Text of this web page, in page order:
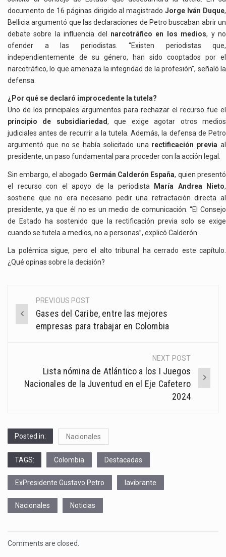
documento de 16 páginas dirigido al magistradoJorge Iván Duque,
Bellicia argumentó que las declaraciones de Petro buscaban abrir un
debate sobre la influencia del narcotráfico en los medios, y no
ofender a las periodistas. “Existen periodistas que,
independientemente de su género, han sido cooptados por el
narcotráfico, lo que amenaza la integridad de la profesión”, señaló la
defensa.
¿Por qué se declaró improcedente la tutela?
Uno de los principales argumentos para rechazar el recurso fue el
principio de subsidiariedad, que exige agotar otros medios
judiciales antes de recurrir a la tutela. Además, la defensa de Petro
argumentó que no se había solicitado una rectificación previa al
presidente, un paso fundamental para proceder con la acción legal.
Sin embargo, el abogado Germán Calderón España, quien presentó
el recurso con el apoyo de la periodista
María Andrea Nieto,
sostiene que no era necesario pedir una retractación directa al
presidente, ya que él no es un medio de comunicación. “El Consejo
de Estado ha sostenido que la rectificación previa solo se exige
cuando se tutela a medios, no a personas”, explicó Calderón.
La polémica sigue, pero el alto tribunal ha cerrado este capítulo.
¿Qué opinas sobre la decisión?
Post
navigation
PREVIOUS POST
Gases del Caribe, entre las mejores
empresas para trabajar en Colombia
NEXT POST
Lista nómina de Atlántico a los I Juegos
Nacionales de la Juventud en el Eje Cafetero
2024
Posted in: Nacionales
TAGS: Colombia Destacadas
ExPresidente Gustavo Petro lavibrante
Nacionales Noticias
Comments are closed.